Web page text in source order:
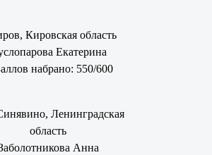
Кировская область
Екатерина
набрано: 550/600
Ленинградская
область
Анна